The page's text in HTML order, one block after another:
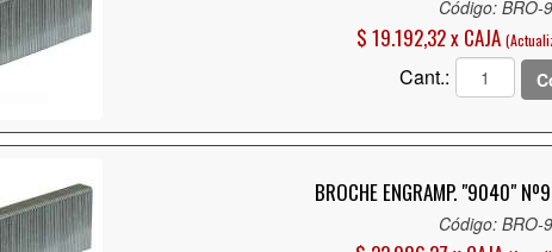
Código: BRO-
$ 19.192,32 x CAJA
Cant.:
BROCHE ENGRAMP. "9040"
Código: BRO-